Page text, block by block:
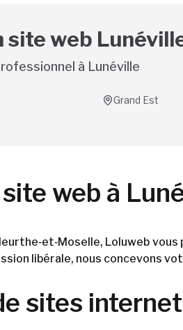
site web
à Lunéville
Grand Est
web à
Loluweb
libérale, nous
sites